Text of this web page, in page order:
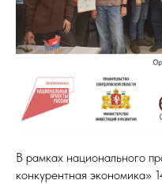
В рамках национального
конкурентная экономика»